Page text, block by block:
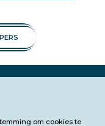
om cookies te